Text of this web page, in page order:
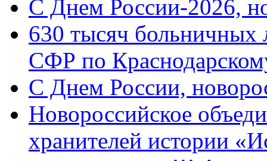
C Днем России-2026,
630 тысяч больничных
СФР по
C Днем России,
Новороссийское
хранителей истории